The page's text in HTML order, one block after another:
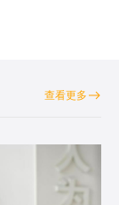
查看更多